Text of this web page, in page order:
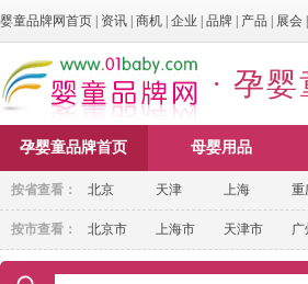
婴童品牌网首页 资讯 商机 企业 品牌 产品 展会
· 孕
孕婴童品牌首页 母婴用品
北京 天津 上海 重
按省查看：
北京市 上海市 天津市 广
按市查看：